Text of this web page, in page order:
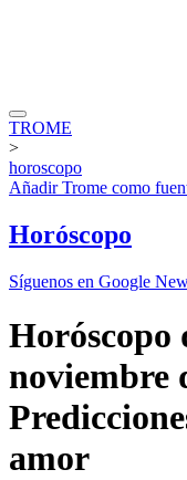
TROME
>
horoscopo
AñadirTrome como
Horóscopo
Síguenos en Google
Horóscopo
noviembre
amor